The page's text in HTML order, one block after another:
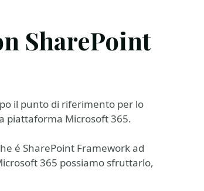
SharePoint
il punto di riferimento per lo
piattaforma Microsoft 365.
é SharePoint Framework ad
365 possiamo sfruttarlo,